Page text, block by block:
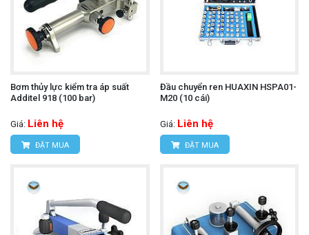
Bơm thủy lực kiểm tra áp suất
Additel 918 (100 bar)
Giá: Liên hệ
ĐẶT MUA
Đầu chuyển ren HUAXIN HSPA01-
M20 (10 cái)
Giá: Liên hệ
ĐẶT MUA